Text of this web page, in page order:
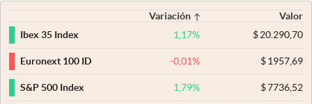
Variación
Valor
Ibex 35 Index
1,17% $20.290,70
Euronext 100 ID -0,01% $1957,69
S&P 500 Index 1,79% $7736,52